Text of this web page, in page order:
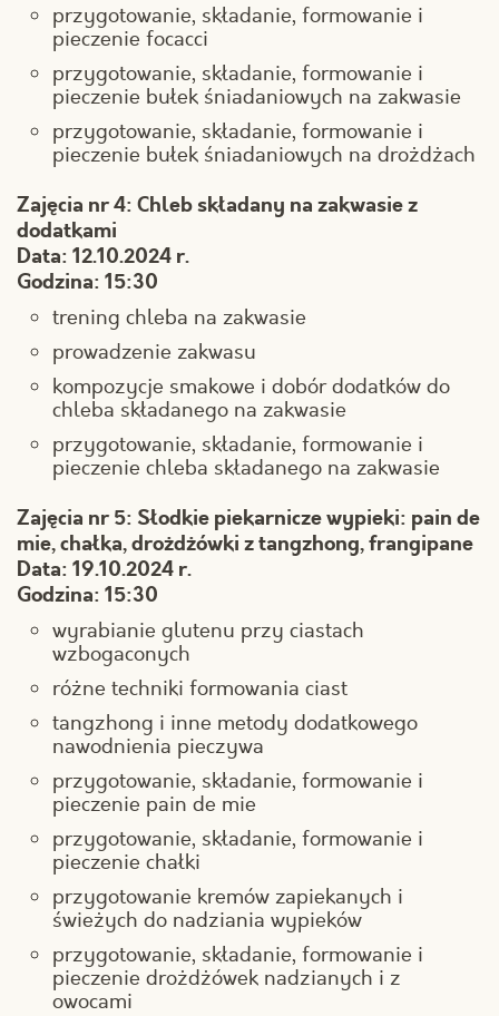
przygotowanie, składanie, formowanie i
pieczenie focacci
przygotowanie, składanie, formowanie i
pieczenie bułek śniadaniowych na zakwasie
przygotowanie, składanie, formowanie i
pieczenie bułek śniadaniowych na drożdżach
Zajęcia nr 4: Chleb składany na zakwasie z
dodatkami
Data: 12.10.2024 r.
Godzina: 15:30
trening chleba na zakwasie
prowadzenie zakwasu
kompozycje smakowe i dobór dodatków do
chleba składanego na zakwasie
przygotowanie, składanie, formowanie i
pieczenie chleba składanego na zakwasie
Zajęcia nr 5: Słodkie piekarnicze wypieki: pain de
mie, chałka, drożdżówki z tangzhong, frangipane
Data: 19.10.2024 r.
Godzina: 15:30
wyrabianie glutenu przy ciastach
wzbogaconych
różne techniki formowania ciast
tangzhong i inne metody dodatkowego
nawodnienia pieczywa
przygotowanie, składanie, formowanie i
pieczenie pain de mie
przygotowanie, składanie, formowanie i
pieczenie chałki
przygotowanie kremów zapiekanych i
świeżych do nadziania wypieków
przygotowanie, składanie, formowanie i
pieczenie drożdżówek nadzianych i z
owocami